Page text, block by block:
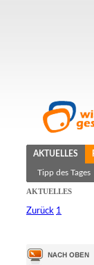
AKTUELLES
Tipp des Tages
AKTUELLES
Zurück 1